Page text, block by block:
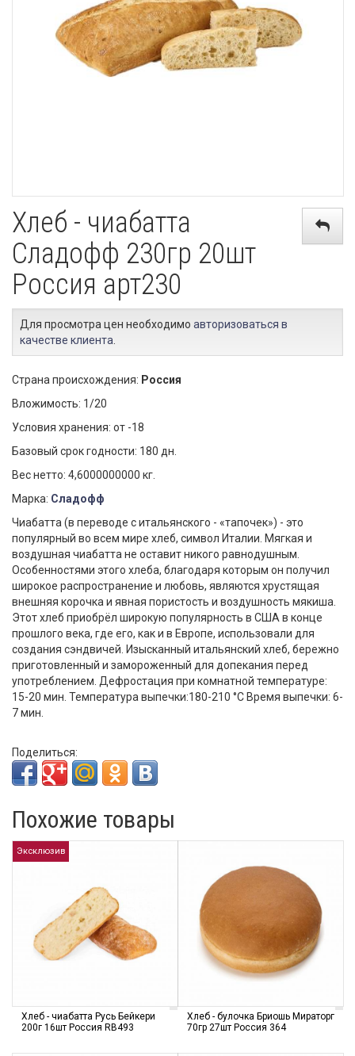
Хлеб - чиабатта
Сладофф 230гр 20шт
Россия арт230
Для просмотра цен необходимо авторизоваться в
качестве клиента
Страна происхождения: Россия
Вложимость: 1/20
Условия хранения: от -18
Базовый срок годности: 180 дн.
Вес нетто: 4,6000000000 кг.
Марка: Сладофф
Чиабатта (в переводе с итальянского - «тапочек») - это
популярный во всем мире хлеб, символ Италии. Мягкая и
воздушная чиабатта не оставит никого равнодушным.
Особенностями этого хлеба, благодаря которым он получил
широкое распространение и любовь, являются хрустящая
внешняя корочка и явная пористость и воздушность мякиша.
Этот хлеб приобрёл широкую популярность в США в конце
прошлого века, где его, как и в Европе, использовали для
создания сэндвичей. Изысканный итальянский хлеб, бережно
приготовленный и замороженный для допекания перед
употреблением. Дефростация при комнатной температуре:
15-20 мин. Температура выпечки:180-210 °С Время выпечки: 6-
7 мин.
Поделиться:
Похожие товары
Эксклюзив
Хлеб - чиабатта Русь Бейкери
200г 16шт Россия RB493
Хлеб - булочка Бриошь Мираторг
70гр 27шт Россия 364